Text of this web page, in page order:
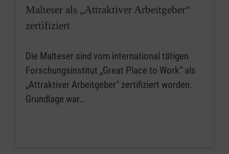
Malteser als „Attraktiver Arbeitgeber“
zertifiziert
Die Malteser sind vom international tätigen
Forschungsinstitut „Great Place to Work“ als
„Attraktiver Arbeitgeber“ zertifiziert worden.
Grundlage war…